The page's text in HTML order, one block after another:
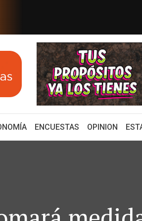
de fracking en México serán
ENCUESTAS OPINION